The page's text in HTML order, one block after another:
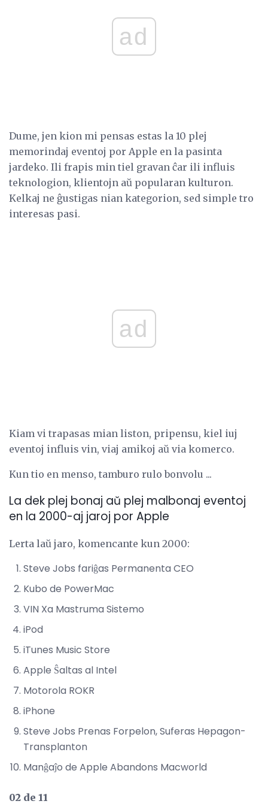
ad
Dume, jen kion mi pensas estas la 10 plej
memorindaj eventoj por Apple en la pasinta
jardeko. Ili frapis min tiel gravan ĉar ili influis
teknologion, klientojn aŭ popularan kulturon.
Kelkaj ne ĝustigas nian kategorion, sed simple tro
interesas pasi.
ad
Kiam vi trapasas mian liston, pripensu, kiel iuj
eventoj influis vin, viaj amikoj aŭ via komerco.
Kun tio en menso, tamburo rulo bonvolu ...
La dek plej bonaj aŭ plej malbonaj eventoj
en la 2000-aj jaroj por Apple
Lerta laŭ jaro, komencante kun 2000:
Steve Jobs fariĝas Permanenta CEO
Kubo de PowerMac
VIN Xa Mastruma Sistemo
iPod
iTunes Music Store
Apple Ŝaltas al Intel
Motorola ROKR
iPhone
Steve Jobs Prenas Forpelon, Suferas Hepagon-
Transplanton
Manĝaĵo de Apple Abandons Macworld
02 de 11